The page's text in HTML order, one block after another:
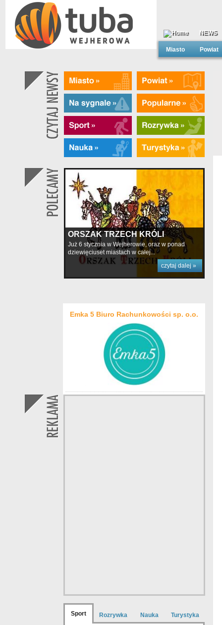
NEWS
Miasto Powiat
ORSZAK TRZECH KRÓLI
Już 6 stycznia w Wejherowie, oraz w ponad
dziewięciuset miastach w całej...
czytaj dalej »
Emka 5 Biuro Rachunkowości sp. o.o.
Sport Rozrywka Nauka Turystyka